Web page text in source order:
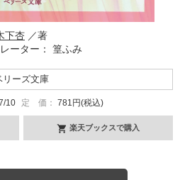
下杏 ／著
ーター： 篁ふみ
リーズ文庫
10 定 価： 781円(税込)
楽天ブックスで購入